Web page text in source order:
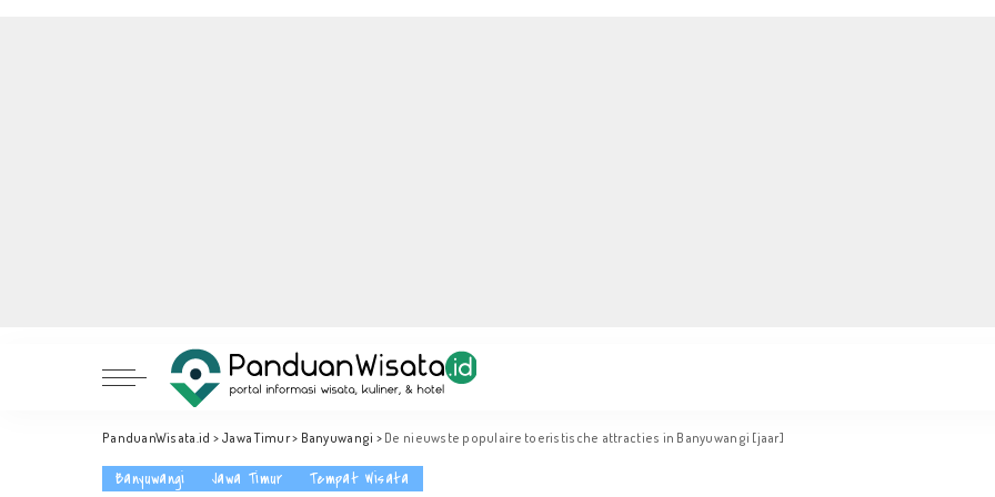
PanduanWisata.id > Jawa Timur> Banyuwangi > De nieuwste populaire toeristische attracties in Banyuwangi [jaar]
Banyuwangi Jawa Timur Tempat Wisata